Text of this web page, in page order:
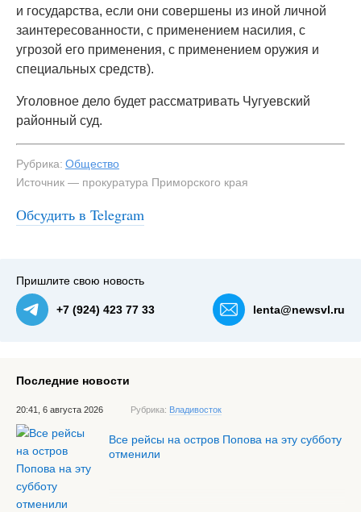
и государства, если они совершены из иной личной
заинтересованности, с применением насилия, с
угрозой его применения, с применением оружия и
специальных средств).
Уголовное дело будет рассматривать Чугуевский
районный суд.
Рубрика: Общество
Источник — прокуратура Приморского края
Обсудить в Telegram
Пришлите свою новость
+7 (924) 423 77 33 lenta@newsvl.ru
Последние новости
20:41, 6 августа 2026 Рубрика: Владивосток
Все рейсы на остров Попова на эту субботу
отменили